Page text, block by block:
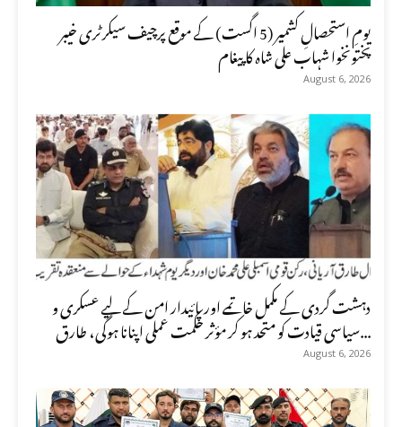
یومِ استحصالِ کشمیر (5 اگست) کے موقع پرچیف سیکرٹری خیبر
پختونخوا شہاب علی شاہ کا پیغام
August 6, 2026
دہشت گردی کے مکمل خاتمے اور پائیدار امن کے لیے عسکری و
سیاسی قیادت کو متحد ہو کر مؤثر حکمت عملی اپنانا ہوگی، طارق...
August 6, 2026